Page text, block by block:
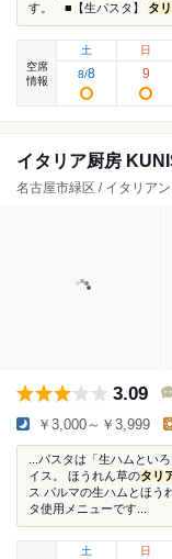
す。 ■【生パスタ】 タ
空席
情報
土
8/8
日
9
イタリア厨房
名古屋市緑区 / イタリア
3.09
￥3,000～￥3,999
...パスタは「生ハムとい
イス。 ほうれん草のタリ
ス パルマの生ハムとほう
タ使用メニューです...
土
日